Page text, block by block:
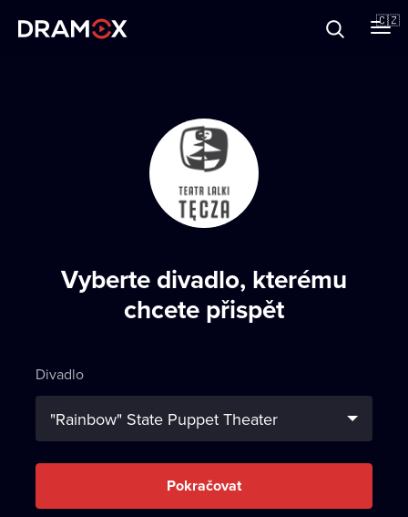
🇨🇿
Vyberte divadlo, kterému
chcete přispět
Divadlo
Pokračovat